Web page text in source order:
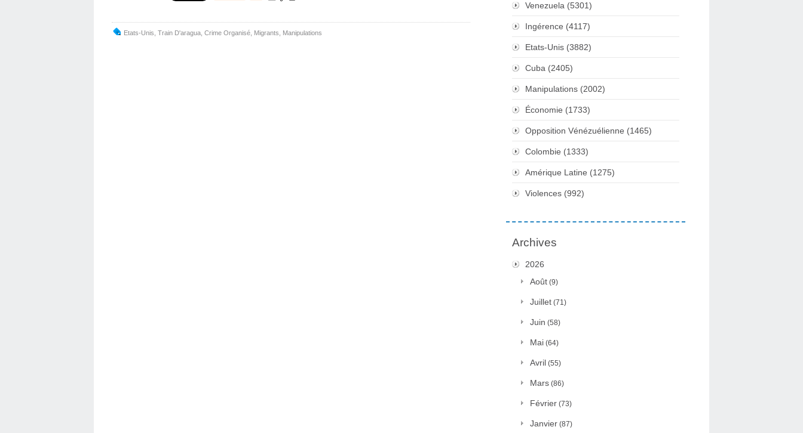
Etats-Unis Train D'aragua Crime Organisé Migrants Manipulations
Venezuela (5301)
Ingérence (4117)
Etats-Unis (3882)
Cuba (2405)
Manipulations (2002)
Économie (1733)
Opposition Vénézuélienne (1465)
Colombie (1333)
Amérique Latine (1275)
Violences (992)
Archives
2026
Août (9)
Juillet (71)
Juin (58)
Mai (64)
Avril (55)
Mars (86)
Février (73)
Janvier (87)